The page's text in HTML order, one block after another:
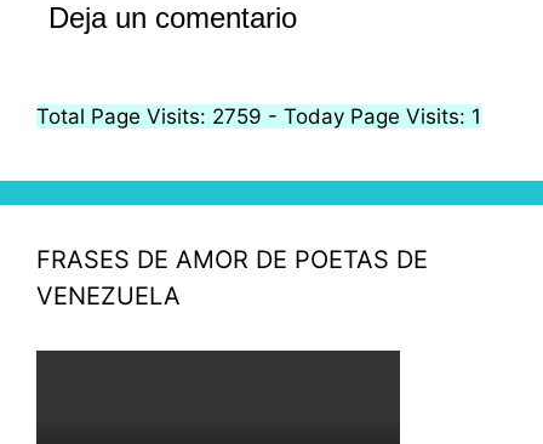
Deja un comentario
Total Page Visits: 2759 - Today Page Visits: 1
FRASES DE AMOR DE POETAS DE
VENEZUELA